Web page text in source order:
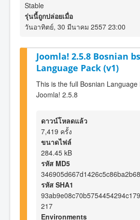
Stable
รุ่นนี้ถูกปล่อยเมื่อ
วันอาทิตย์, 30 มีนาคม 2557 23:00
Joomla! 2.5.8 Bosnian
Language Pack (v1)
This is the full Bosnian Language
Joomla! 2.5.8
ดาวน์โหลดแล้ว
7,419 ครั้ง
ขนาดไฟล์
284.45 kB
รหัส MD5
รหัส SHA1
217
Environments